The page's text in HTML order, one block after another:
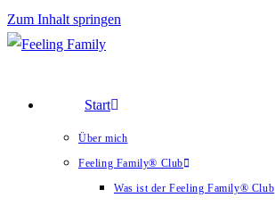
Zum Inhalt springen
Start
Über mich
Feeling Family® Club
Was ist der Feeling Family® Club